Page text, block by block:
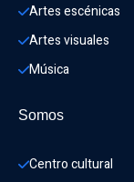
Artes escénicas
Artes visuales
Música
Somos
Centro cultural